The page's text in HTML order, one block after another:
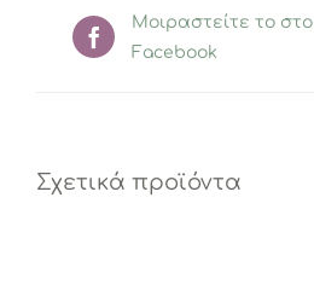
Μοιραστείτε το στο
Facebook
Σχετικά προϊόντα